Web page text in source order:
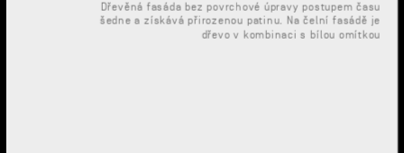
Dřevěná fasáda bez povrchové úpravy postupem času
šedne a získává přirozenou patinu. Na čelní fasádě je
dřevo v kombinaci s bílou omítkou